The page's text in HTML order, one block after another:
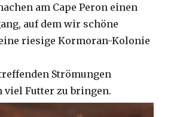
am Cape Peron einen
auf dem wir schöne
riesige Kormoran-Kolonie
Strömungen
viel Futter zu bringen.